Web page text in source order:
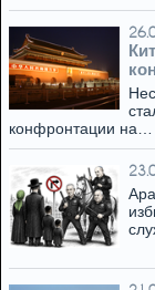
конфронтации на…